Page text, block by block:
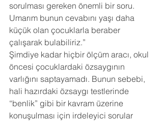
sorulması gereken önemli bir soru.
Umarım bunun cevabını yaşı daha
küçük olan çocuklarla beraber
çalışarak bulabiliriz.”
Şimdiye kadar hiçbir ölçüm aracı, okul
öncesi çocuklardaki özsaygının
varlığını saptayamadı. Bunun sebebi,
hali hazırdaki özsaygı testlerinde
“benlik” gibi bir kavram üzerine
konuşulması için irdeleyici sorular